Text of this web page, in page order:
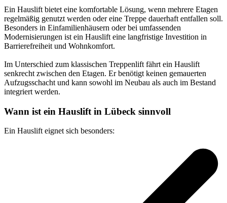
Ein Hauslift bietet eine komfortable Lösung, wenn mehrere Etagen
regelmäßig genutzt werden oder eine Treppe dauerhaft entfallen soll.
Besonders in Einfamilienhäusern oder bei umfassenden
Modernisierungen ist ein Hauslift eine langfristige Investition in
Barrierefreiheit und Wohnkomfort.
Im Unterschied zum klassischen Treppenlift fährt ein Hauslift
senkrecht zwischen den Etagen. Er benötigt keinen gemauerten
Aufzugsschacht und kann sowohl im Neubau als auch im Bestand
integriert werden.
Wann ist ein Hauslift in Lübeck sinnvoll
Ein Hauslift eignet sich besonders: